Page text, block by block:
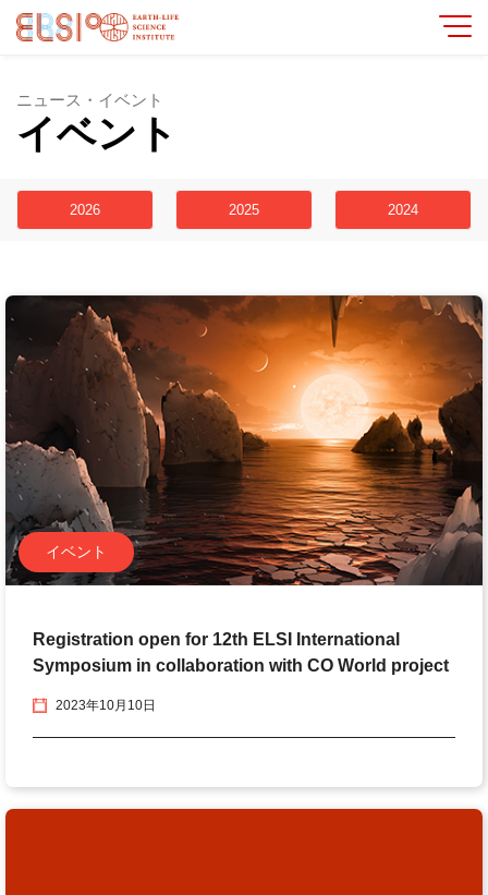
ニュース・イベント
イベント
2026 2025 2024
イベント
Registration open for 12th ELSI International
Symposium in collaboration with CO World project
2023年10月10日